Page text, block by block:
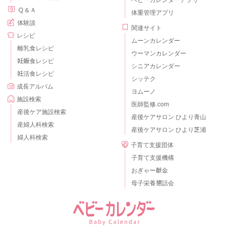
Ｑ＆Ａ
体験談
レシピ
離乳食レシピ
妊娠食レシピ
妊活食レシピ
成長アルバム
施設検索
産後ケア施設検索
産婦人科検索
婦人科検索
体重管理アプリ
関連サイト
ムーンカレンダー
ウーマンカレンダー
シニアカレンダー
シッテク
ヨムーノ
医師監修.com
産後ケアサロン ひより青山
産後ケアサロン ひより芝浦
子育て支援団体
子育て支援機構
おぎゃー献金
母子栄養懇話会